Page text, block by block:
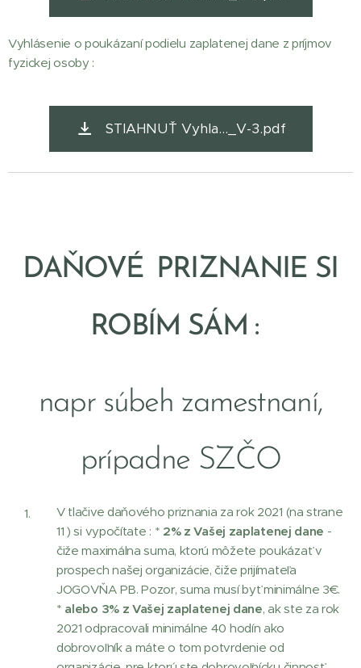
Vyhlásenie o poukázaní podielu zaplatenej dane z príjmov
fyzickej osoby :
STIAHNUŤ Vyhla..._V-3.pdf
DAŇOVÉ PRIZNANIE SI
ROBÍM SÁM :
napr súbeh zamestnaní,
prípadne SZČO
V tlačive daňového priznania za rok 2021 (na strane
11 ) si vypočítate : * 2% z Vašej zaplatenej dane -
čiže maximálna suma, ktorú môžete poukázať v
prospech našej organizácie, čiže prijímateľa
JOGOVŇA PB. Pozor, suma musí byť minimálne 3€.
* alebo 3% z Vašej zaplatenej dane, ak ste za rok
2021 odpracovali minimálne 40 hodín ako
dobrovoľník a máte o tom potvrdenie od